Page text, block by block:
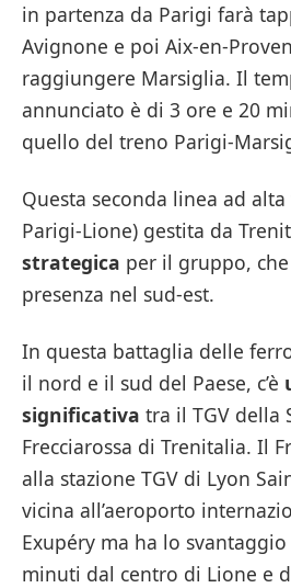
in partenza da Parigi farà
Avignone e poi Aix-en-
raggiungere Marsiglia. Il
annunciato è di 3 ore e 20
quello del treno Parigi-
Questa seconda linea ad
Parigi-Lione) gestita da
strategica per il gruppo,
presenza nel sud-est.
In questa battaglia delle
il nord e il sud del Paese, c’è
significativa tra il TGV della
Frecciarossa di Trenitalia. Il
alla stazione TGV di Lyon
vicina all’aeroporto
Exupéry ma ha lo
minuti dal centro di Lione e